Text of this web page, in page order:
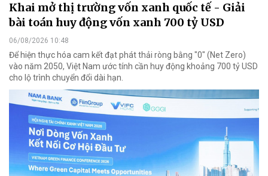
Khai mở thị trường vốn xanh quốc tế - Giải
bài toán huy động vốn xanh 700 tỷ USD
06/08/2026 10:48
Để hiện thực hóa cam kết đạt phát thải ròng bằng "0" (Net Zero)
vào năm 2050, Việt Nam ước tính cần huy động khoảng 700 tỷ USD
cho lộ trình chuyển đổi dài hạn.